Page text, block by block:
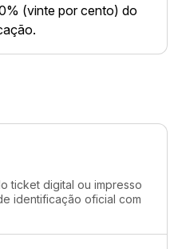
(vinte por cento) do
ticket digital ou impresso
identificação oficial com